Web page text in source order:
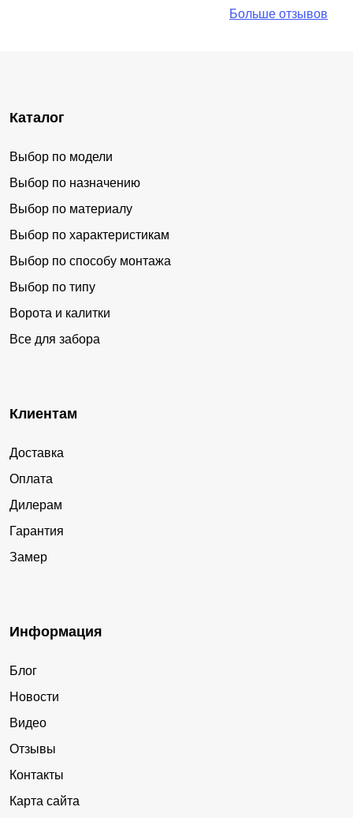
Больше отзывов
Каталог
Выбор по модели
Выбор по назначению
Выбор по материалу
Выбор по характеристикам
Выбор по способу монтажа
Выбор по типу
Ворота и калитки
Все для забора
Клиентам
Доставка
Оплата
Дилерам
Гарантия
Замер
Информация
Блог
Новости
Видео
Отзывы
Контакты
Карта сайта